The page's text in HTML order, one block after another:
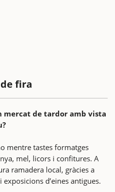
fira
mercat de tardor amb vista
mentre tastes formatges
mel, licors i confitures. A
ramadera local, gràcies a
d’eines antigues.